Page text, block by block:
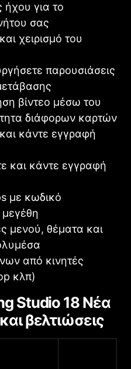
ήχου για το
σας
χειρισμό του
παρουσιάσεις
βίντεο μέσω του
διάφορων καρτών
κάντε εγγραφή
και κάντε εγγραφή
με κωδικό
μενού, θέματα και
από κινητές
κλπ)
Studio 18 Νέα
βελτιώσεις